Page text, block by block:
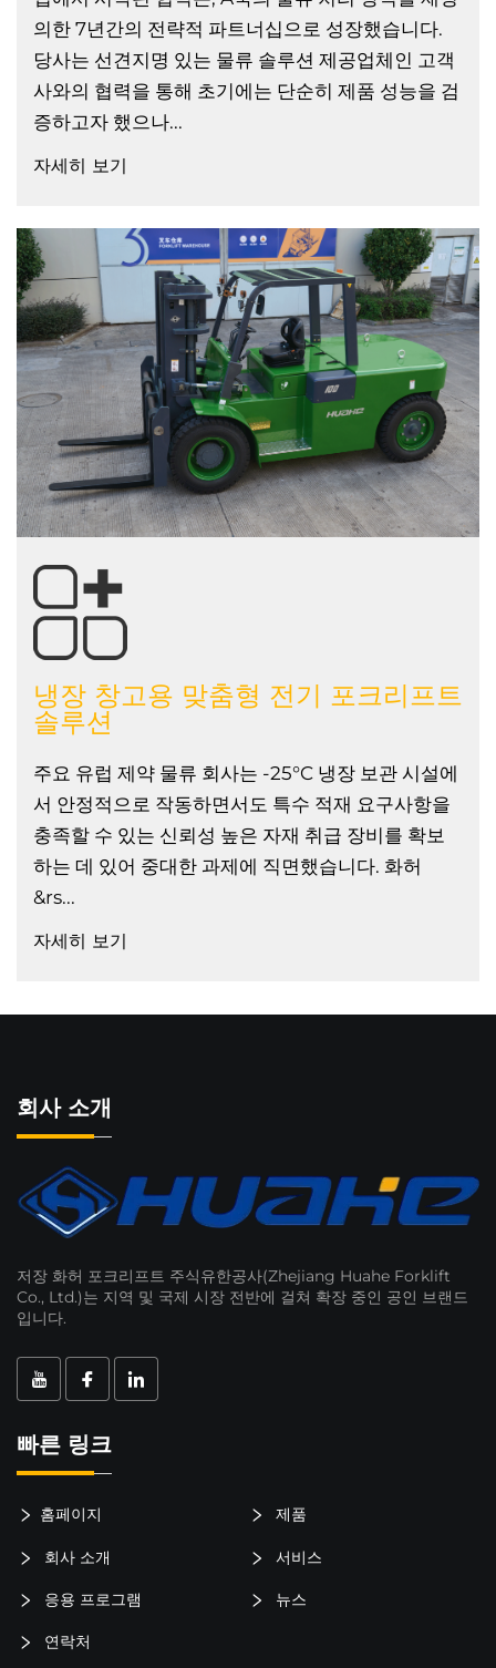
의한 7년간의 전략적 파트너십으로 성장했습니다.
당사는 선견지명 있는 물류 솔루션 제공업체인 고객
사와의 협력을 통해 초기에는 단순히 제품 성능을 검
증하고자 했으나...
자세히 보기
냉장 창고용 맞춤형 전기 포크리프트
솔루션
주요 유럽 제약 물류 회사는 -25°C 냉장 보관 시설에
서 안정적으로 작동하면서도 특수 적재 요구사항을
충족할 수 있는 신뢰성 높은 자재 취급 장비를 확보
하는 데 있어 중대한 과제에 직면했습니다. 화허
&rs...
자세히 보기
회사 소개
저장 화허 포크리프트 주식유한공사(Zhejiang Huahe Forklift
Co., Ltd.)는 지역 및 국제 시장 전반에 걸쳐 확장 중인 공인 브랜드
입니다.
빠른 링크
홈페이지 제품
회사 소개 서비스
응용 프로그램 뉴스
연락처